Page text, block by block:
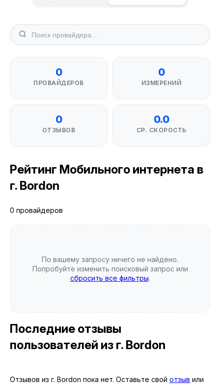
0
ПРОВАЙДЕРОВ
0
ИЗМЕРЕНИЙ
0
ОТЗЫВОВ
0.0
СР. СКОРОСТЬ
Рейтинг Мобильного интернета в
г. Bordon
0 провайдеров
По вашему запросу ничего не найдено.
Попробуйте изменить поисковый запрос или
сбросить все фильтры.
Последние отзывы
пользователей из г. Bordon
Отзывов из г. Bordon пока нет. Оставьте свой отзыв или